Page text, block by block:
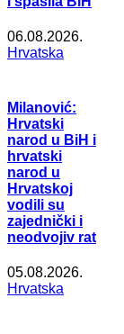
06.08.2026.
Hrvatska
Milanović:
Hrvatski
narod u BiH i
hrvatski
narod u
Hrvatskoj
vodili su
zajednički i
neodvojiv rat
05.08.2026.
Hrvatska